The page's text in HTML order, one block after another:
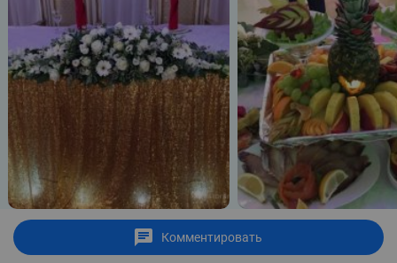
Комментировать